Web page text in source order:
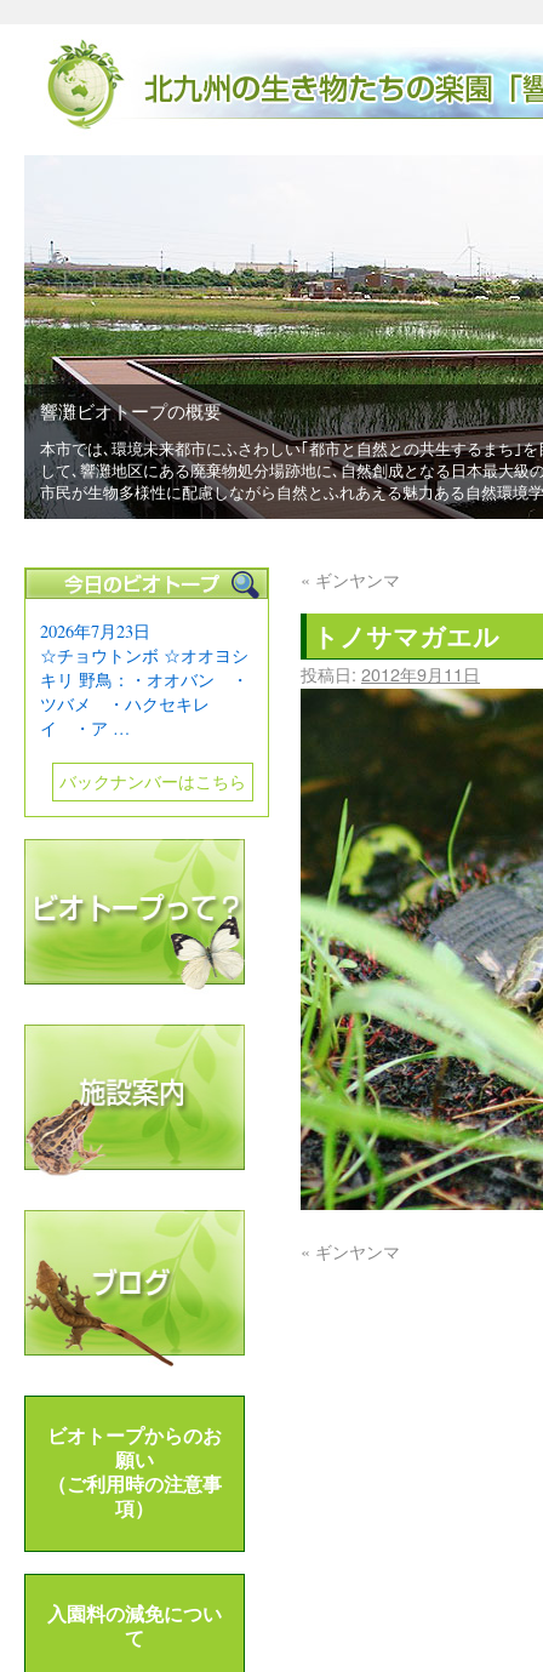
響灘ビオトープの概要
本市では､環境未来都市にふさわしい｢都市と自然との共生するまち｣
して､響灘地区にある廃棄物処分場跡地に､自然創成となる日本最大級
市民が生物多様性に配慮しながら自然とふれあえる魅力ある自然環境
« ギンヤンマ
トノサマガエル
投稿日: 2012年9月11日
« ギンヤンマ
2026年7月23日
☆チョウトンボ ☆オオヨシ
キリ 野鳥：・オオバン ・
ツバメ ・ハクセキレ
イ ・ア …
バックナンバーはこちら
ビオトープからのお
願い
（ご利用時の注意事
項）
入園料の減免につい
て